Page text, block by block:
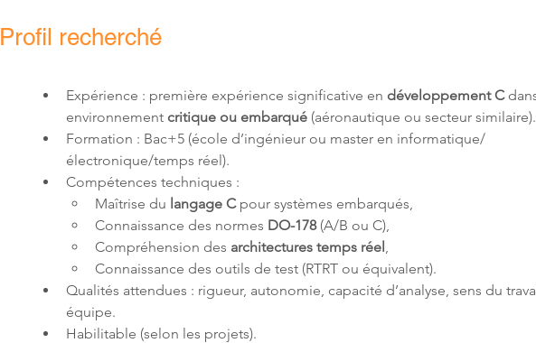
Profil recherché
Expérience : première expérience significative en développement C
environnement critique ou embarqué (aéronautique ou secteur similaire).
Formation : Bac+5 (école d’ingénieur ou master en informatique/
électronique/temps réel).
Compétences techniques :
Maîtrise du langage C pour systèmes embarqués,
Connaissance des normes DO-178 (A/B ou C),
Compréhension des architectures temps réel,
Connaissance des outils de test (RTRT ou équivalent).
Qualités attendues : rigueur, autonomie, capacité d’analyse, sens du
équipe.
Habilitable (selon les projets).